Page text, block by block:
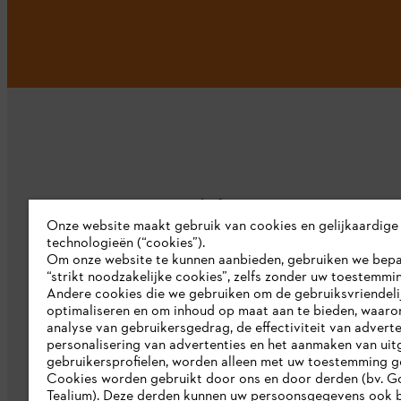
Bedrijf
Over ons
Pers
Werken bij STIHL
Duurzaamheid
STIHL rapportagesysteem
Onze website maakt gebruik van cookies en gelijkaardige
technologieën (“cookies”).
Om onze website te kunnen aanbieden, gebruiken we
“strikt noodzakelijke cookies”, zelfs zonder uw
Andere cookies die we gebruiken om de
optimaliseren en om inhoud op maat aan te bieden,
analyse van gebruikersgedrag, de effectiviteit van
personalisering van advertenties en het aanmaken van
gebruikersprofielen, worden alleen met uw toestemming
Cookies worden gebruikt door ons en door derden (bv.
Tealium). Deze derden kunnen uw persoonsgegevens ook